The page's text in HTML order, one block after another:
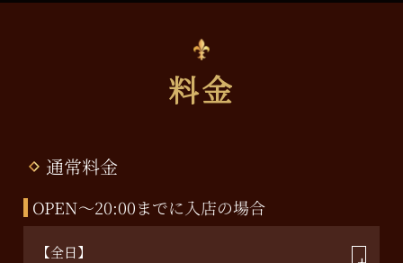
料金
通常料金
OPEN～20:00までに入店の場合
【全日】